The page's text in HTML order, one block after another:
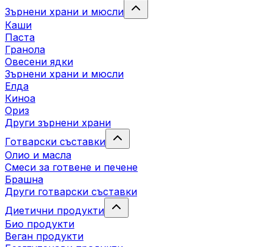
Зърнени храни и мюсли
Каши
Паста
Гранола
Овесени ядки
Зърнени храни и мюсли
Елда
Киноа
Ориз
Други зърнени храни
Готварски съставки
Олио и масла
Смеси за готвене и печене
Брашна
Други готварски съставки
Диетични продукти
Био продукти
Веган продукти